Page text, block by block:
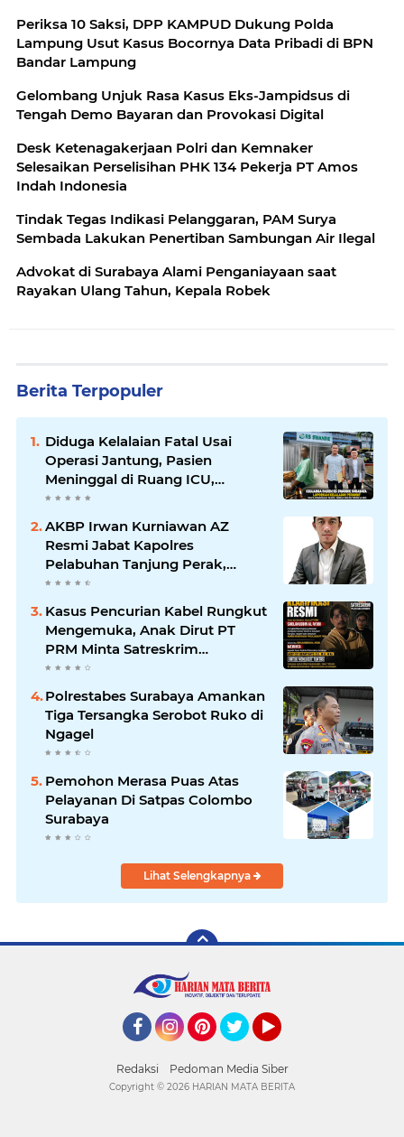
Periksa 10 Saksi, DPP KAMPUD Dukung Polda
Lampung Usut Kasus Bocornya Data Pribadi di BPN
Bandar Lampung
Gelombang Unjuk Rasa Kasus Eks-Jampidsus di
Tengah Demo Bayaran dan Provokasi Digital
Desk Ketenagakerjaan Polri dan Kemnaker
Selesaikan Perselisihan PHK 134 Pekerja PT Amos
Indah Indonesia
Tindak Tegas Indikasi Pelanggaran, PAM Surya
Sembada Lakukan Penertiban Sambungan Air Ilegal
Advokat di Surabaya Alami Penganiayaan saat
Rayakan Ulang Tahun, Kepala Robek
Berita Terpopuler
Diduga Kelalaian Fatal Usai
Operasi Jantung, Pasien
Meninggal di Ruang ICU,
Keluarga Tuntut RSUD dr.
Jawab
AKBP Irwan Kurniawan AZ
Resmi Jabat Kapolres
Pelabuhan Tanjung Perak,
Pimpinan Redaksi
Sampaikan Ucapan Selamat
Kasus Pencurian Kabel Rungkut
Mengemuka, Anak Dirut PT
PRM Minta Satreskrim
Polrestabes Surabaya Usut
Polrestabes Surabaya Amankan
Tiga Tersangka Serobot Ruko di
Ngagel
Pemohon Merasa Puas Atas
Pelayanan Di Satpas Colombo
Surabaya
Lihat Selengkapnya
Redaksi Pedoman Media Siber
Copyright © 2026 HARIAN MATA BERITA